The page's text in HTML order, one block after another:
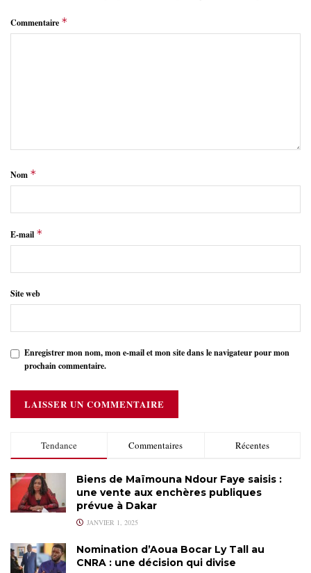
Commentaire *
Nom *
E-mail *
Site web
Enregistrer mon nom, mon e-mail et mon site dans le navigateur pour mon
prochain commentaire.
Tendance Commentaires Récentes
Biens de Maïmouna Ndour Faye saisis :
une vente aux enchères publiques
prévue à Dakar
JANVIER 1, 2025
Nomination d’Aoua Bocar Ly Tall au
CNRA : une décision qui divise